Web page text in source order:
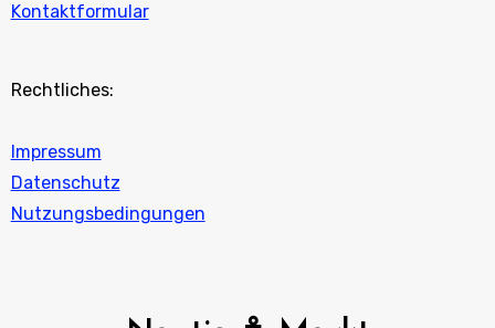
Kontaktformular
Rechtliches:
Impressum
Datenschutz
Nutzungsbedingungen